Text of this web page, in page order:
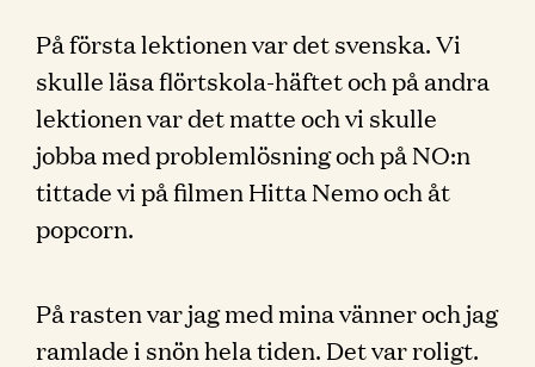
På första lektionen var det svenska. Vi
skulle läsa flörtskola-häftet och på andra
lektionen var det matte och vi skulle
jobba med problemlösning och på NO:n
tittade vi på filmen Hitta Nemo och åt
popcorn.
På rasten var jag med mina vänner och jag
ramlade i snön hela tiden. Det var roligt.